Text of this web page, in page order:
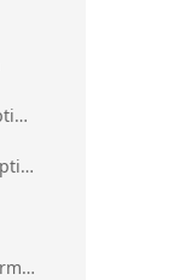
ig.excel.CustomViewDisplayOptions
ig.excel.CustomViewWindowOptions
ig.excel.DataBarConditionalFormat